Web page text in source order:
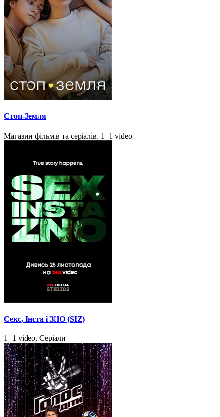
Стоп-Земля
Магазин фільмів та серіалів, 1+1 video
Секс, Інста і ЗНО (SIZ)
1+1 video, Серіали